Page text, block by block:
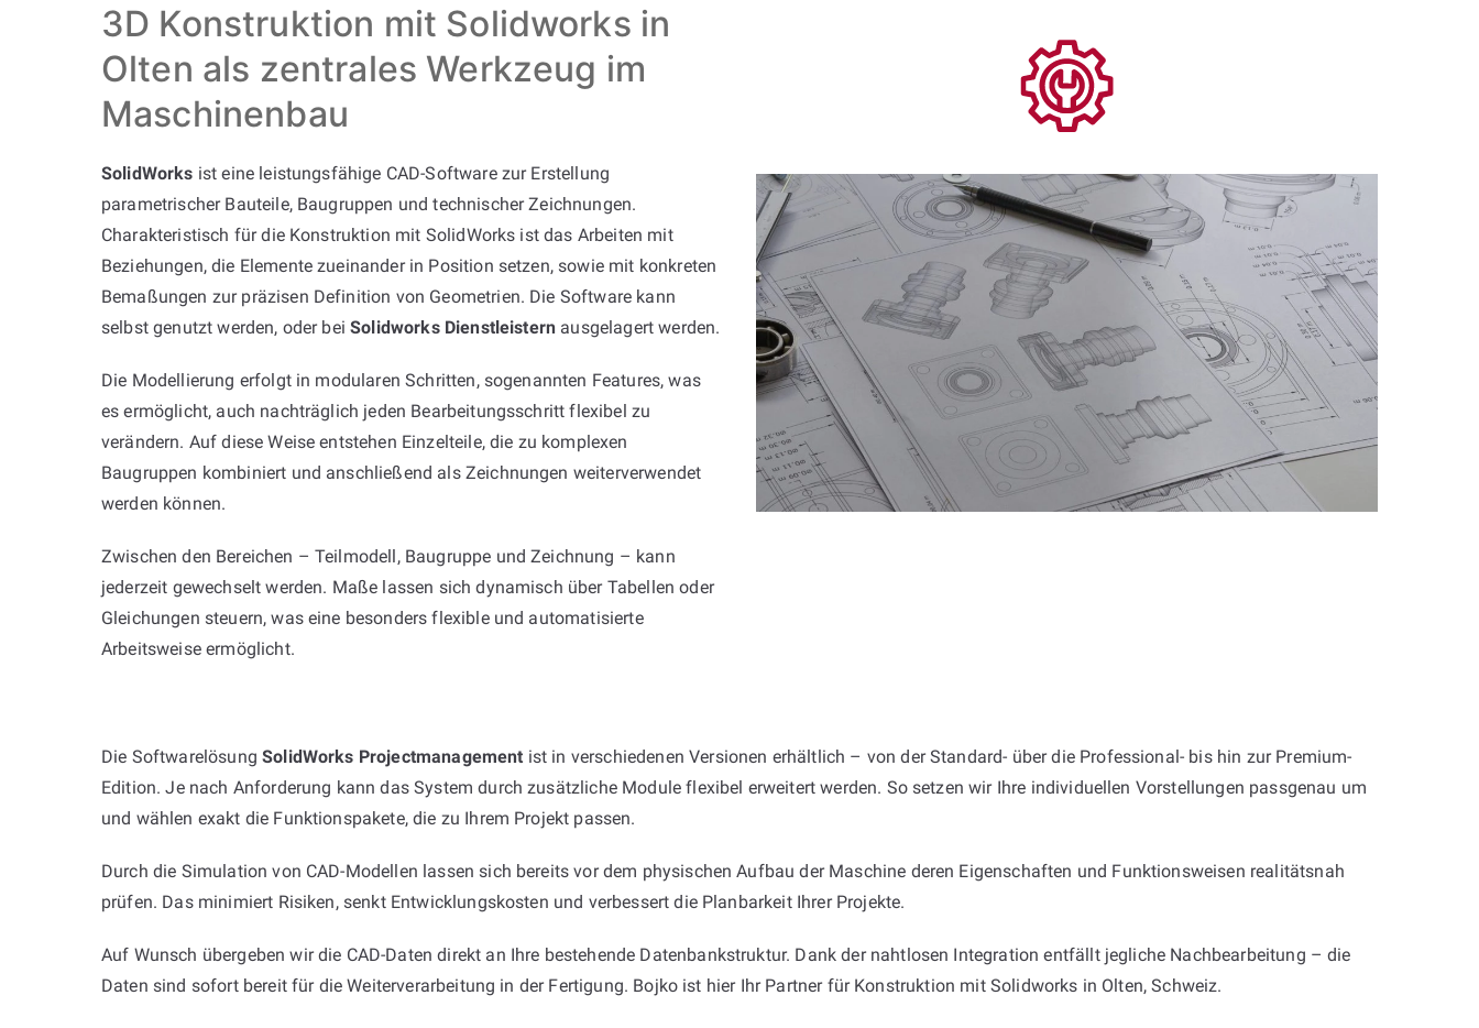
3D Konstruktion mit Solidworks in
Olten als zentrales Werkzeug im
Maschinenbau
SolidWorks ist eine leistungsfähige CAD-Software zur Erstellung
parametrischer Bauteile, Baugruppen und technischer Zeichnungen.
Charakteristisch für die Konstruktion mit SolidWorks ist das Arbeiten mit
Beziehungen, die Elemente zueinander in Position setzen, sowie mit konkreten
Bemaßungen zur präzisen Definition von Geometrien. Die Software kann
selbst genutzt werden, oder beiSolidworks Dienstleistern ausgelagert werden.
Die Modellierung erfolgt in modularen Schritten, sogenannten Features, was
es ermöglicht, auch nachträglich jeden Bearbeitungsschritt flexibel zu
verändern. Auf diese Weise entstehen Einzelteile, die zu komplexen
Baugruppen kombiniert und anschließend als Zeichnungen weiterverwendet
werden können.
Zwischen den Bereichen – Teilmodell, Baugruppe und Zeichnung – kann
jederzeit gewechselt werden. Maße lassen sich dynamisch über Tabellen oder
Gleichungen steuern, was eine besonders flexible und automatisierte
Arbeitsweise ermöglicht.
Die SoftwarelösungSolidWorks Projectmanagement ist in verschiedenen Versionen erhältlich – von der Standard- über die Professional- bis hin zur Premium-
Edition. Je nach Anforderung kann das System durch zusätzliche Module flexibel erweitert werden. So setzen wir Ihre individuellen Vorstellungen passgenau um
und wählen exakt die Funktionspakete, die zu Ihrem Projekt passen.
Durch die Simulation von CAD-Modellen lassen sich bereits vor dem physischen Aufbau der Maschine deren Eigenschaften und Funktionsweisen realitätsnah
prüfen. Das minimiert Risiken, senkt Entwicklungskosten und verbessert die Planbarkeit Ihrer Projekte.
Auf Wunsch übergeben wir die CAD-Daten direkt an Ihre bestehende Datenbankstruktur. Dank der nahtlosen Integration entfällt jegliche Nachbearbeitung – die
Daten sind sofort bereit für die Weiterverarbeitung in der Fertigung. Bojko ist hier Ihr Partner für Konstruktion mit Solidworks in Olten, Schweiz.